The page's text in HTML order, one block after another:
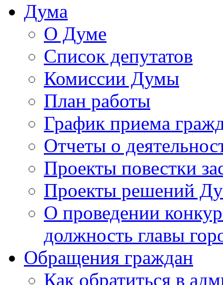
Дума
О Думе
Список депутатов
Комиссии Думы
План работы
График приема
Отчеты о
Проекты повестки
Проекты решений
О проведении
должность главы
Обращения граждан
Как обратиться в